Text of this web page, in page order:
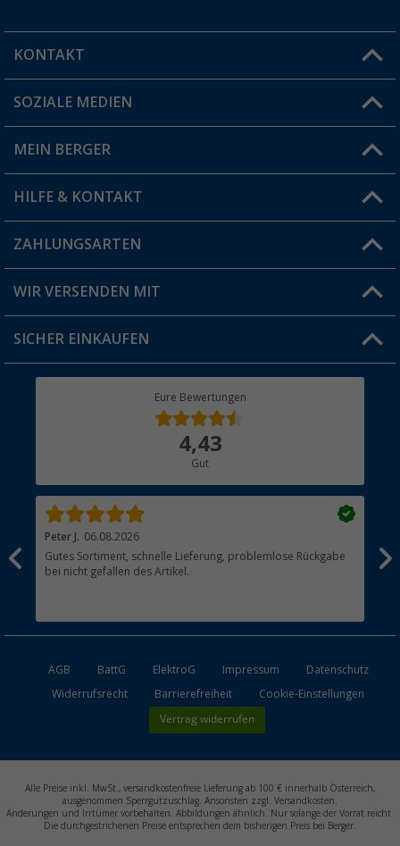
KONTAKT
Du hast eine Frage?
Filiale finden
SOZIALE MEDIEN
MEIN BERGER
Vorteilskarte
Blog
Jobs & Karriere
HILFE & KONTAKT
FAQ & Kontakt
Versandinformationen
Rücksendung
ZAHLUNGSARTEN
WIR VERSENDEN MIT
SICHER EINKAUFEN
Eure Bewertungen
4,43
Gut
Peter J. 06.08.2026
Gutes Sortiment, schnelle Lieferung, problemlose Rückgabe
bei nicht gefallen des Artikel.
AGB BattG ElektroG Impressum
Datenschutz
Widerrufsrecht
Barrierefreiheit Cookie-Einstellungen
Vertrag widerrufen
Alle Preise inkl. MwSt., versandkostenfreie Lieferung ab 100 € innerhalb Österreich,
ausgenommen Sperrgutzuschlag. Ansonsten zzgl. Versandkosten.
Änderungen und Irrtümer vorbehalten. Abbildungen ähnlich. Nur solange der Vorrat reicht.
Die durchgestrichenen Preise entsprechen dem bisherigen Preis bei Berger.